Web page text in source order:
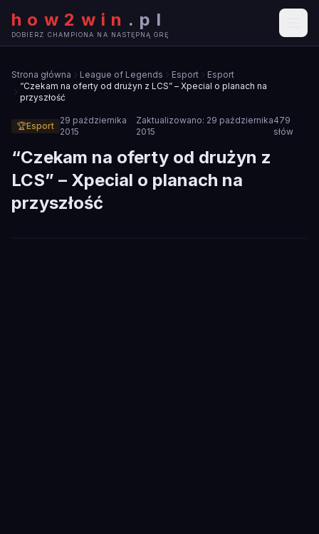
how2win . pl
DOBIERZ CHAMPIONA NA NASTĘPNĄ GRĘ
Strona główna League of Legends Esport
Esport
“Czekam na oferty od drużyn z LCS” – Xpecial o planach na
przyszłość
🏆Esport
29 października
2015
Zaktualizowano: 29 października
2015
479
słów
“Czekam na oferty od drużyn z
LCS” – Xpecial o planach na
przyszłość